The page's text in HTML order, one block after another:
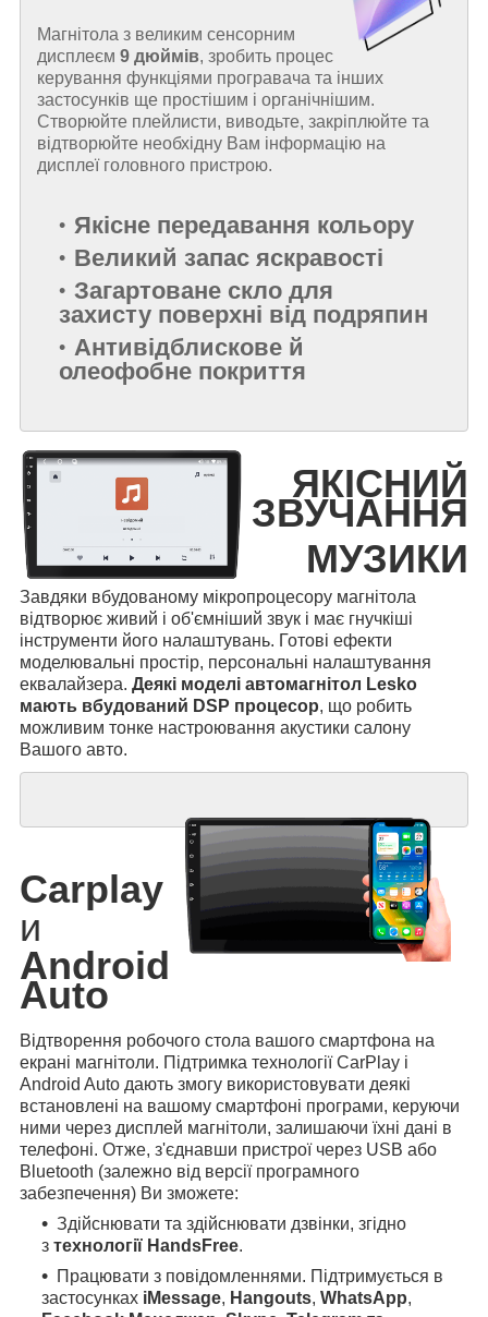
Магнітола з великим сенсорним
дисплеєм 9 дюймів, зробить процес
керування функціями програвача та інших
застосунків ще простішим і органічнішим.
Створюйте плейлисти, виводьте, закріплюйте та
відтворюйте необхідну Вам інформацію на
дисплеї головного пристрою.
Якісне передавання кольору
Великий запас яскравості
Загартоване скло для
захисту поверхні від подряпин
Антивідблискове й
олеофобне покриття
ЯКІСНИЙ
ЗВУЧАННЯ
МУЗИКИ
Завдяки вбудованому мікропроцесору магнітола
відтворює живий і об'ємніший звук і має гнучкіші
інструменти його налаштувань. Готові ефекти
моделювальні простір, персональні налаштування
еквалайзера. Деякі моделі автомагнітол Lesko
мають вбудований DSP процесор, що робить
можливим тонке настроювання акустики салону
Вашого авто.
Carplay
и
Android
Auto
Відтворення робочого стола вашого смартфона на
екрані магнітоли. Підтримка технології CarPlay і
Android Auto дають змогу використовувати деякі
встановлені на вашому смартфоні програми, керуючи
ними через дисплей магнітоли, залишаючи їхні дані в
телефоні. Отже, з'єднавши пристрої через USB або
Bluetooth (залежно від версії програмного
забезпечення) Ви зможете:
Здійснювати та здійснювати дзвінки, згідно
з технології HandsFree.
Працювати з повідомленнями. Підтримується в
застосунках iMessage, Hangouts, WhatsApp,